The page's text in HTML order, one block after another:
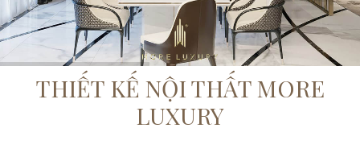
THIẾT KẾ NỘI THẤT MORE
LUXURY